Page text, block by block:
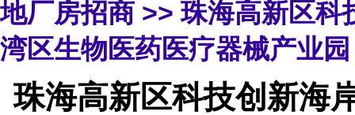
地厂房招商 >> 珠海高新区科
湾区生物医药医疗器械产业
珠海高新区科技创新海